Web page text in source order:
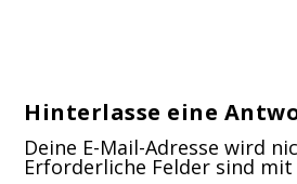
Hinterlasse eine
Deine E-Mail-Adresse wird
Erforderliche Felder sind